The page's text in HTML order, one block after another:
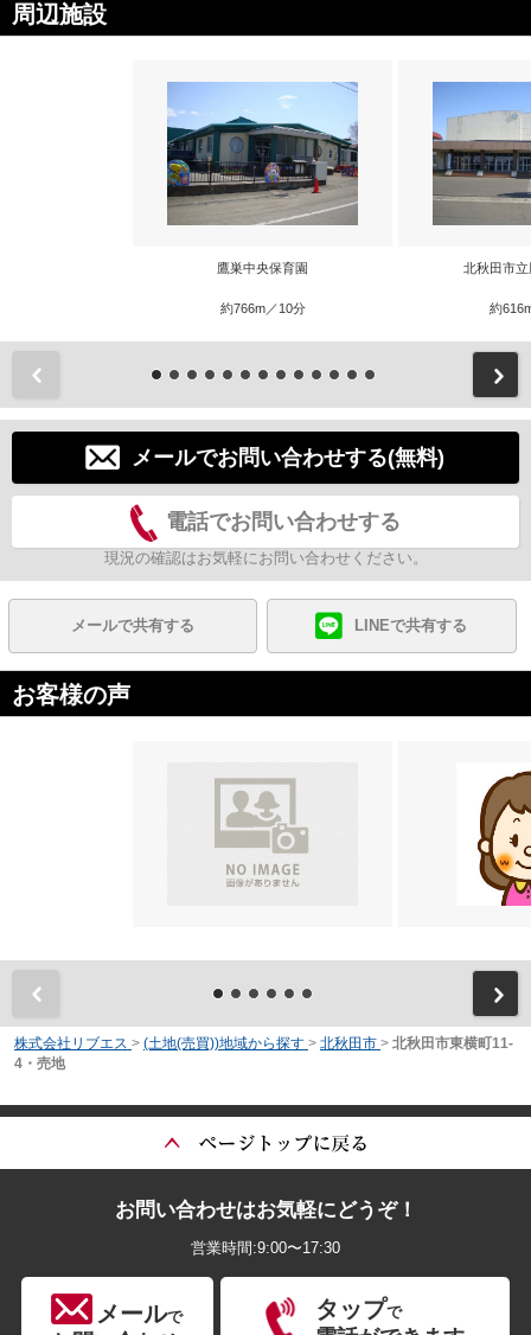
周辺施設
鷹巣中央保育園
約766m／10分
北秋田市
約
メールでお問い合わせする(無料)
電話でお問い合わせする
現況の確認はお気軽にお問い合わせください。
メールで共有する LINEで共有する
お客様の声
株式会社リブエス > (土地(売買))地域から探す > 北秋田市 > 北秋田市東横町11-
4・売地
お問い合わせはお気軽にどうぞ！
営業時間:9:00〜17:30
メールで タップで